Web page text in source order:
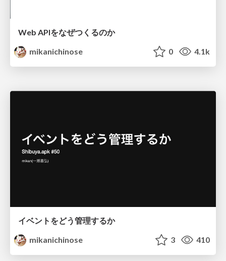
Web APIをなぜつくるのか
mikanichinose
0 4.1k
イベントをどう管理するか
mikanichinose
3 410